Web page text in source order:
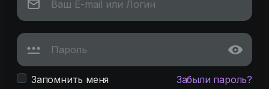
Запомнить меня Забыли пароль?